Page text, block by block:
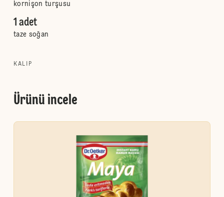
kornişon turşusu
1 adet
taze soğan
KALIP
Ürünü incele